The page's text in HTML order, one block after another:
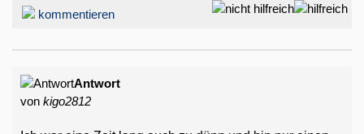
kommentieren
Antwort
von kigo2812